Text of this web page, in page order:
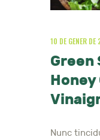
10 DE GENER DE
Green
Honey
Nunc